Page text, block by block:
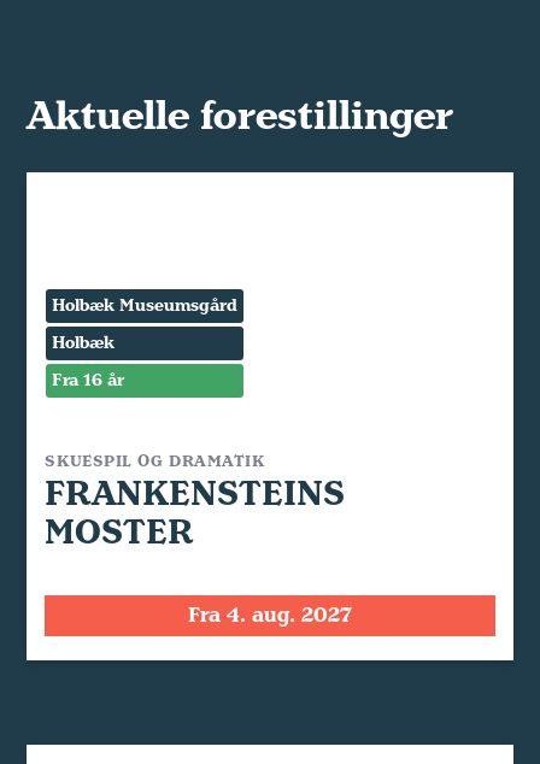
Aktuelle forestillinger
Holbæk Museumsgård
Holbæk
Fra 16 år
SKUESPIL OG DRAMATIK
FRANKENSTEINS
MOSTER
Fra 4. aug. 2027